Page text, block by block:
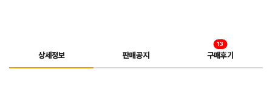
상세정보 판매공지 구매후기
13